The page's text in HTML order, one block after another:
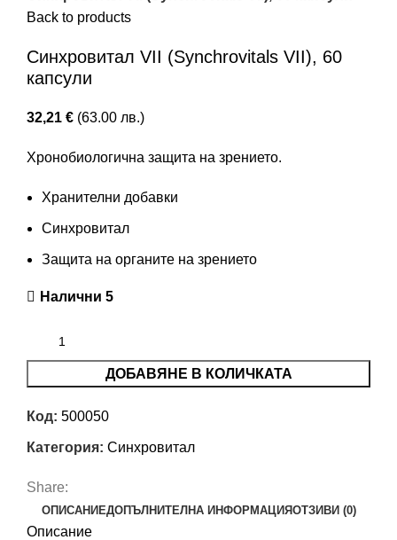
Back to products
Синхровитал VII (Synchrovitals VII), 60
капсули
32,21 € (63.00 лв.)
Хронобиологична защита на зрението.
Хранителни добавки
Синхровитал
Защита на органите на зрението
Налични 5
ДОБАВЯНЕ В КОЛИЧКАТА
Код: 500050
Категория: Синхровитал
Share:
ОПИСАНИЕДОПЪЛНИТЕЛНА ИНФОРМАЦИЯОТЗИВИ (0)
Описание